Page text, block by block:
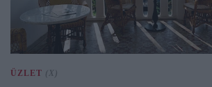
ÜZLET (X)